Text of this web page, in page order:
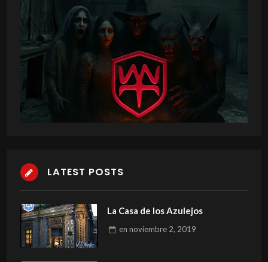
LATEST POSTS
La Casa de los Azulejos
en noviembre 2, 2019